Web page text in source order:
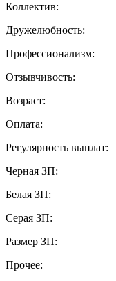
Коллектив:
Дружелюбность:
Профессионализм:
Отзывчивость:
Возраст:
Оплата:
Регулярность выплат:
Черная ЗП:
Белая ЗП:
Серая ЗП:
Размер ЗП:
Прочее: